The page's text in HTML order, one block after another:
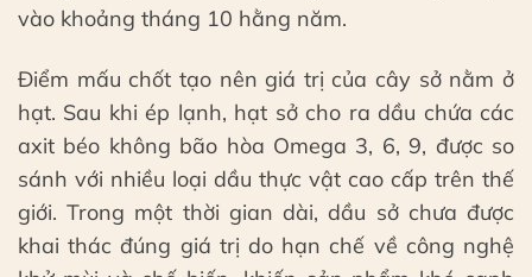
vào khoảng tháng 10 hằng năm.
Điểm mấu chốt tạo nên giá trị của cây sở nằm ở
hạt. Sau khi ép lạnh, hạt sở cho ra dầu chứa các
axit béo không bão hòa Omega 3, 6, 9, được so
sánh với nhiều loại dầu thực vật cao cấp trên thế
giới. Trong một thời gian dài, dầu sở chưa được
khai thác đúng giá trị do hạn chế về công nghệ